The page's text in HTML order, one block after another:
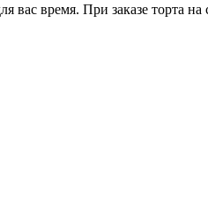
вас время. При заказе торта